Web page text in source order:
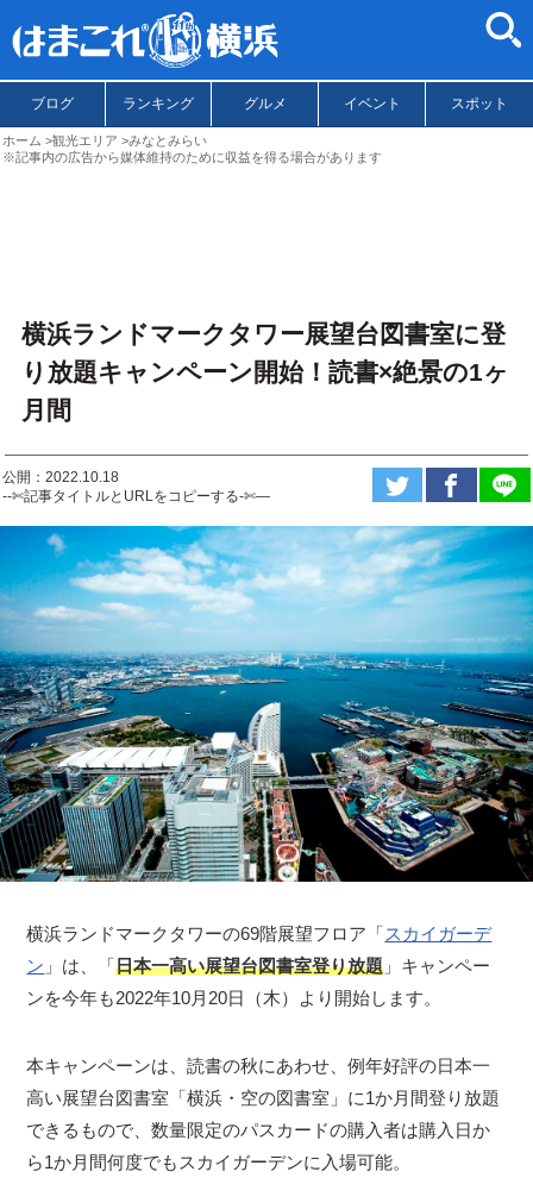
ブログ ランキング グルメ イベント スポット
ホーム 観光エリア
みなとみらい
※記事内の広告から媒体維持のために収益を得る場合があります
横浜ランドマークタワー展望台図書室に登
り放題キャンペーン開始！読書×絶景の1ヶ
月間
公開：2022.10.18
--✄記事タイトルとURLをコピーする-✄—
横浜ランドマークタワーの69階展望フロア「スカイガーデ
ン 」は、「日本一高い展望台図書室登り放題 」キャンペー
ンを今年も2022年10月20日（木）より開始します。
本キャンペーンは、読書の秋にあわせ、例年好評の日本一
高い展望台図書室「横浜・空の図書室」に1か月間登り放題
できるもので、数量限定のパスカードの購入者は購入日か
ら1か月間何度でもスカイガーデンに入場可能。